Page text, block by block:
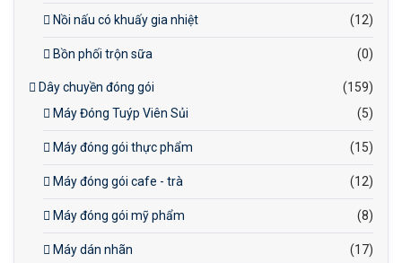
Nồi nấu có khuấy gia nhiệt (12)
Bồn phối trộn sữa (0)
Dây chuyền đóng gói
(159)
Máy Đóng Tuýp Viên Sủi
(5)
Máy đóng gói thực phẩm (15)
Máy đóng gói cafe - trà (12)
Máy đóng gói mỹ phẩm (8)
Máy dán nhãn (17)